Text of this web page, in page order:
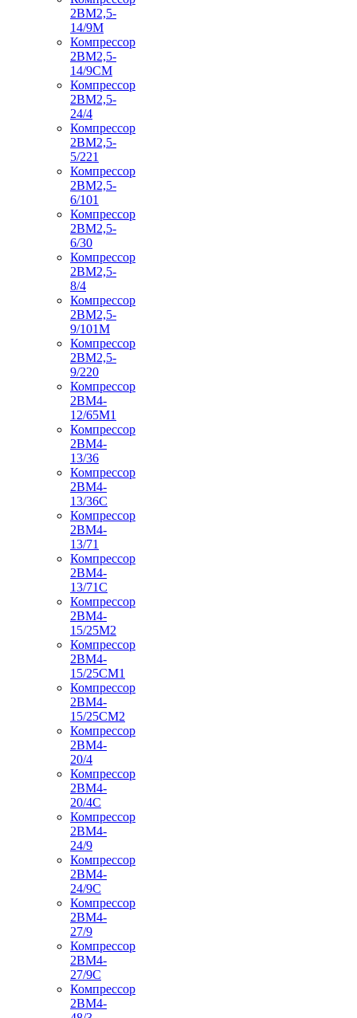
2ВМ2,5-
14/9М
Компрессор
2ВМ2,5-
14/9СМ
Компрессор
2ВМ2,5-
24/4
Компрессор
2ВМ2,5-
5/221
Компрессор
2ВМ2,5-
6/101
Компрессор
2ВМ2,5-
6/30
Компрессор
2ВМ2,5-
8/4
Компрессор
2ВМ2,5-
9/101М
Компрессор
2ВМ2,5-
9/220
Компрессор
2ВМ4-
12/65М1
Компрессор
2ВМ4-
13/36
Компрессор
2ВМ4-
13/36С
Компрессор
2ВМ4-
13/71
Компрессор
2ВМ4-
13/71С
Компрессор
2ВМ4-
15/25М2
Компрессор
2ВМ4-
15/25СМ1
Компрессор
2ВМ4-
15/25СМ2
Компрессор
2ВМ4-
20/4
Компрессор
2ВМ4-
20/4С
Компрессор
2ВМ4-
24/9
Компрессор
2ВМ4-
24/9С
Компрессор
2ВМ4-
27/9
Компрессор
2ВМ4-
27/9С
Компрессор
2ВМ4-